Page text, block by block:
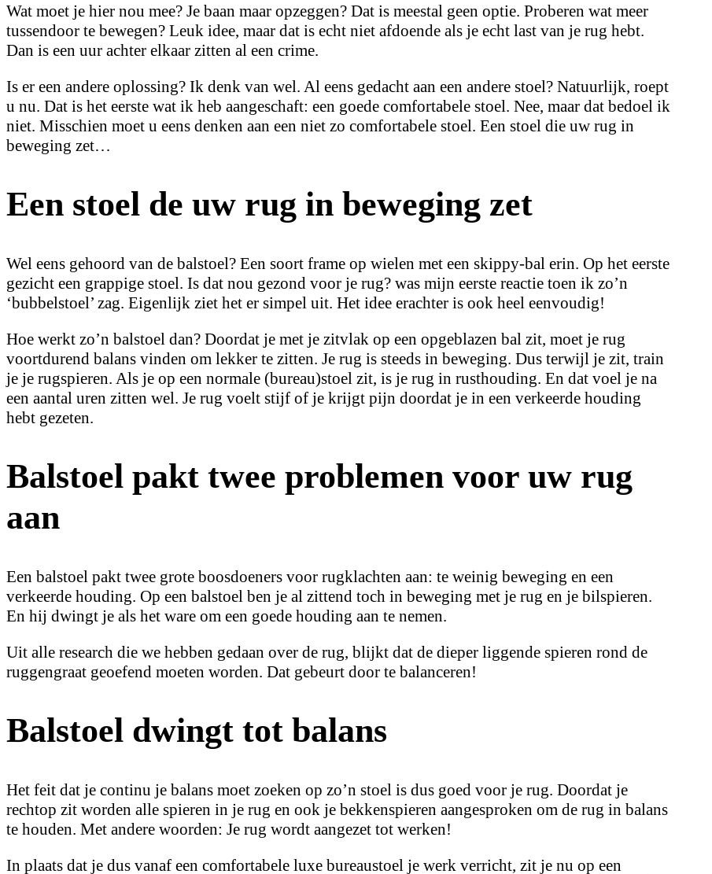
Wat moet je hier nou mee? Je baan maar opzeggen? Dat is meestal geen optie. Proberen wat meer
tussendoor te bewegen? Leuk idee, maar dat is echt niet afdoende als je echt last van je rug hebt.
Dan is een uur achter elkaar zitten al een crime.
Is er een andere oplossing? Ik denk van wel. Al eens gedacht aan een andere stoel? Natuurlijk, roept
u nu. Dat is het eerste wat ik heb aangeschaft: een goede comfortabele stoel. Nee, maar dat bedoel ik
niet. Misschien moet u eens denken aan een niet zo comfortabele stoel. Een stoel die uw rug in
beweging zet…
Een stoel de uw rug in beweging zet
Wel eens gehoord van de balstoel? Een soort frame op wielen met een skippy-bal erin. Op het eerste
gezicht een grappige stoel. Is dat nou gezond voor je rug? was mijn eerste reactie toen ik zo’n
‘bubbelstoel’ zag. Eigenlijk ziet het er simpel uit. Het idee erachter is ook heel eenvoudig!
Hoe werkt zo’n balstoel dan? Doordat je met je zitvlak op een opgeblazen bal zit, moet je rug
voortdurend balans vinden om lekker te zitten. Je rug is steeds in beweging. Dus terwijl je zit, train
je je rugspieren. Als je op een normale (bureau)stoel zit, is je rug in rusthouding. En dat voel je na
een aantal uren zitten wel. Je rug voelt stijf of je krijgt pijn doordat je in een verkeerde houding
hebt gezeten.
Balstoel pakt twee problemen voor uw rug
aan
Een balstoel pakt twee grote boosdoeners voor rugklachten aan: te weinig beweging en een
verkeerde houding. Op een balstoel ben je al zittend toch in beweging met je rug en je bilspieren.
En hij dwingt je als het ware om een goede houding aan te nemen.
Uit alle research die we hebben gedaan over de rug, blijkt dat de dieper liggende spieren rond de
ruggengraat geoefend moeten worden. Dat gebeurt door te balanceren!
Balstoel dwingt tot balans
Het feit dat je continu je balans moet zoeken op zo’n stoel is dus goed voor je rug. Doordat je
rechtop zit worden alle spieren in je rug en ook je bekkenspieren aangesproken om de rug in balans
te houden. Met andere woorden: Je rug wordt aangezet tot werken!
In plaats dat je dus vanaf een comfortabele luxe bureaustoel je werk verricht, zit je nu op een